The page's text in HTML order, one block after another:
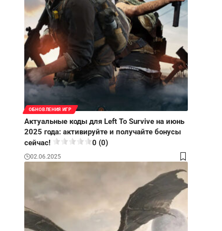
ОБНОВЛЕНИЯ ИГР
Актуальные коды для Left To Survive на июнь
2025 года: активируйте и получайте бонусы
сейчас!
0 (0)
02.06.2025